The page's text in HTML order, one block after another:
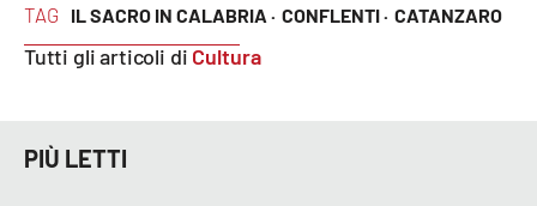
Catanzaro
Vibo Valentia
TAG IL SACRO IN CALABRIA · CONFLENTI · CATANZARO
Tutti gli articoli di Cultura
PIÙ LETTI